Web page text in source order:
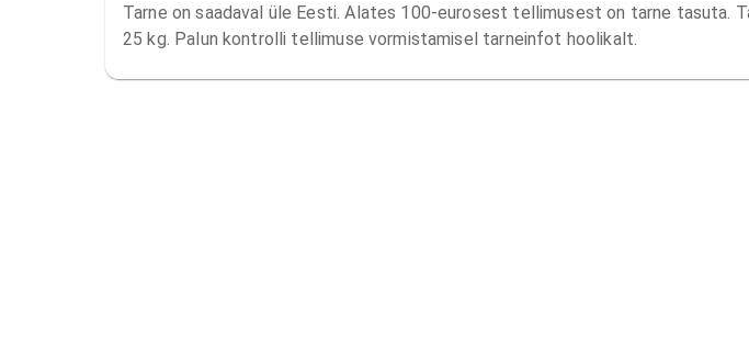
Tarne on saadaval üle Eesti. Alates 100-eurosest tellimusest on tarne tasuta.
25 kg. Palun kontrolli tellimuse vormistamisel tarneinfot hoolikalt.